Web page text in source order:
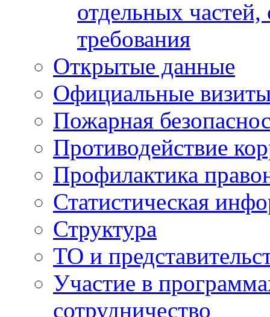
отдельных
требования
Открытые данные
Официальные
Пожарная
Противодействие
Профилактика
Статистическая
Структура
ТО и
Участие в
сотрудничество